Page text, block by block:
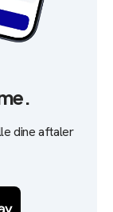
dine aftaler